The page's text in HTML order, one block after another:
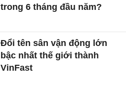
trong 6 tháng đầu năm?
Đổi tên sân vận động lớn
bậc nhất thế giới thành
VinFast